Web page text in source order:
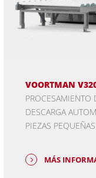
VOORTMAN
DESCARGA
PIEZAS PEQUEÑAS
MÁS